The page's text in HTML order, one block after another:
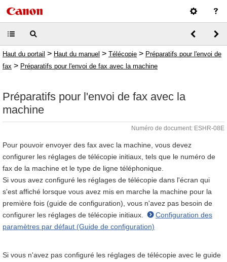
Haut du portail > Haut du manuel > Télécopie > Préparatifs pour l'envoi de
fax > Préparatifs pour l'envoi de fax avec la machine
Préparatifs pour l'envoi de fax avec la
machine
Numéro de document: ESHR-08E
Pour pouvoir envoyer des fax avec la machine, vous devez
configurer les réglages de télécopie initiaux, tels que le numéro de
fax de la machine et le type de ligne téléphonique.
Si vous avez configuré les réglages de télécopie dans l'écran qui
s'est affiché lorsque vous avez mis en marche la machine pour la
première fois (guide de configuration), vous n'avez pas besoin de
configurer les réglages de télécopie initiaux.
Configuration des
paramètres par défaut (Guide de configuration)
Si vous n'avez pas configuré les réglages de télécopie avec le guide